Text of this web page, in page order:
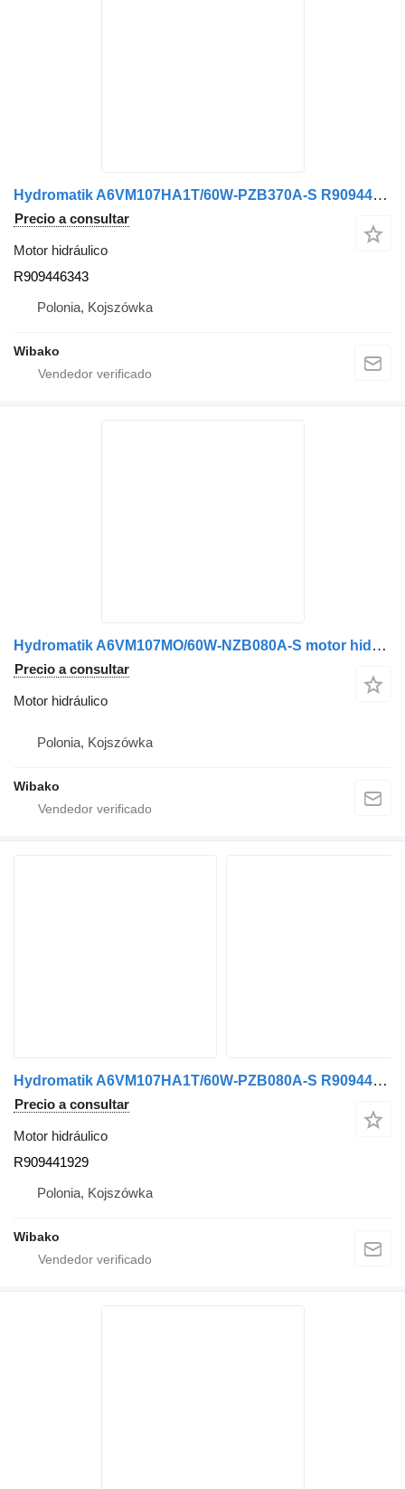
Hydromatik A6VM107HA1T/60W-PZB370A-S R909446343 motor hidráulico
Precio a consultar
Motor hidráulico
R909446343
Polonia, Kojszówka
Wibako
Hydromatik A6VM107MO/60W-NZB080A-S motor hidráulico
Precio a consultar
Motor hidráulico
Polonia, Kojszówka
Wibako
Hydromatik A6VM107HA1T/60W-PZB080A-S R909441929 motor hidráulico
Precio a consultar
Motor hidráulico
R909441929
Polonia, Kojszówka
Wibako